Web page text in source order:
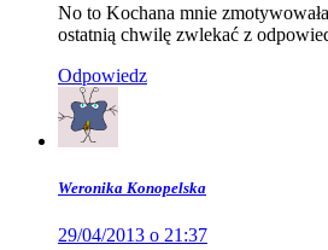
No to Kochana mnie
ostatnią chwilę zwlekać z
Odpowiedz
Weronika Konopelska
29/04/2013 o 21:37